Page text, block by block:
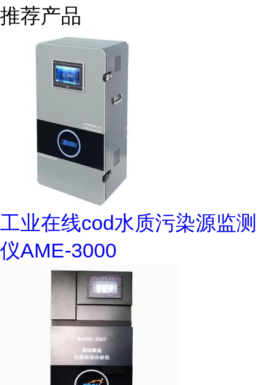
推荐产品
工业在线cod水质污染源监测
仪AME-3000